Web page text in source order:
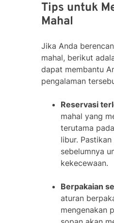
Tips untuk
Mahal
Jika Anda
mahal, berikut
dapat membantu
pengalaman
Reservasi
mahal yang
terutama
libur.
sebelumnya
kekecewaan.
Berpakaian
aturan
mengenakan